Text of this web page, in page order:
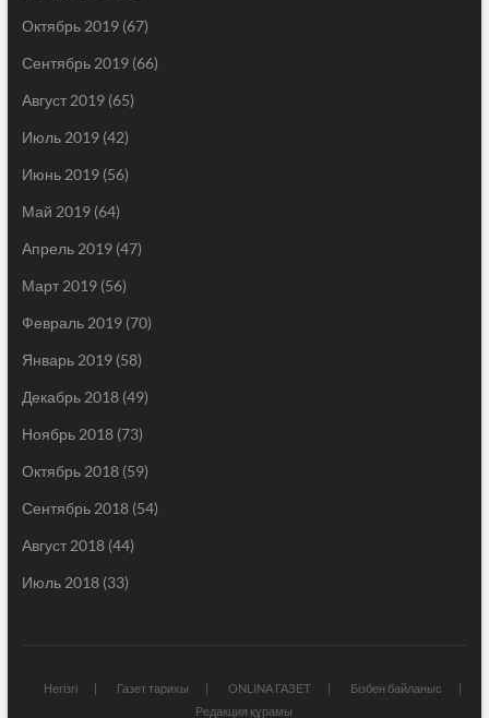
Октябрь 2019(67)
Сентябрь 2019(66)
Август 2019(65)
Июль 2019(42)
Июнь 2019(56)
Май 2019(64)
Апрель 2019(47)
Март 2019(56)
Февраль 2019(70)
Январь 2019(58)
Декабрь 2018(49)
Ноябрь 2018(73)
Октябрь 2018(59)
Сентябрь 2018(54)
Август 2018(44)
Июль 2018(33)
Негізгі Газет тарихы ONLINA ГАЗЕТ
Бізбен байланыс
Редакция құрамы